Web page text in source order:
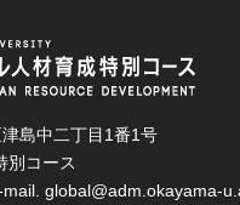
島中二丁目1番1号
別コース
mail. global@adm.okayama-